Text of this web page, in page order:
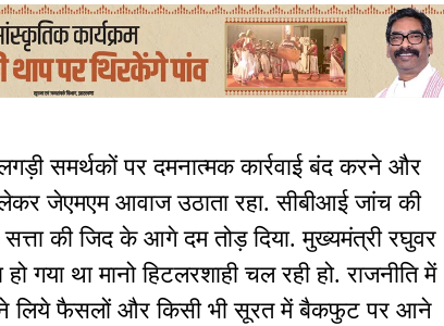
समर्थकों पर दमनात्मक कार्रवाई बंद करने और
जेएमएम आवाज उठाता रहा. सीबीआई जांच की
की जिद के आगे दम तोड़ दिया. मुख्यमंत्री रघुवर
गया था मानो हिटलरशाही चल रही हो. राजनीति में
लिये फैसलों और किसी भी सूरत में बैकफुट पर आने